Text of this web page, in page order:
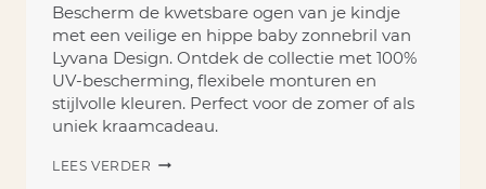
Bescherm de kwetsbare ogen van je kindje
met een veilige en hippe baby zonnebril van
Lyvana Design. Ontdek de collectie met 100%
UV-bescherming, flexibele monturen en
stijlvolle kleuren. Perfect voor de zomer of als
uniek kraamcadeau.
LEES VERDER EEN